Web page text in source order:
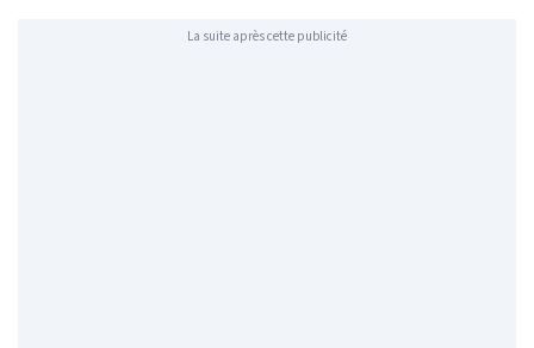
La suite après cette publicité